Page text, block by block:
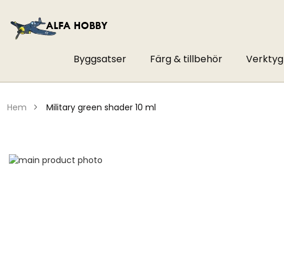
Byggsatser Färg & tillbehör Verktyg
hem military green shader 10 ml
Hoppa